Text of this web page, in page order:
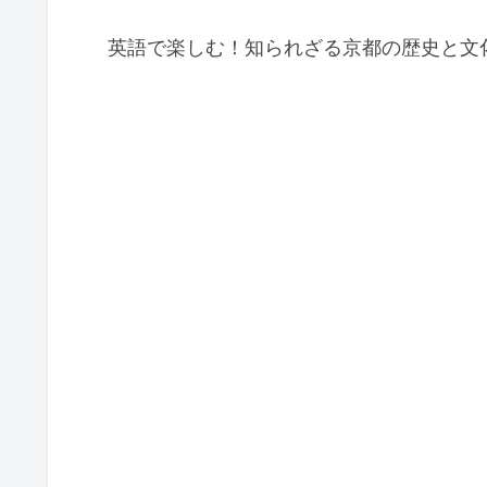
英語で楽しむ！知られざる京都の歴史と文